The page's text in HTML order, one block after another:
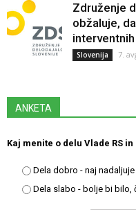
Združenje
obžaluje,
Slovenija 7.
ANKETA
Kaj menite o delu Vlade RS
Dela dobro - naj nadaljuje
Dela slabo - bolje bi bilo,